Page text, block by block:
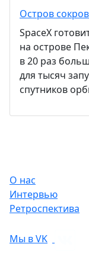
Остров
SpaceX
на острове
в 20 раз
для тысяч
спутников
О нас
Интервью
Ретроспектива
Мы в VK